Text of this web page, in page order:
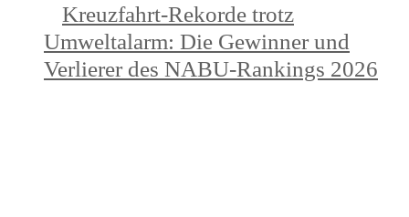
Kreuzfahrt-Rekorde trotz
Umweltalarm: Die Gewinner und
Verlierer des NABU-Rankings 2026